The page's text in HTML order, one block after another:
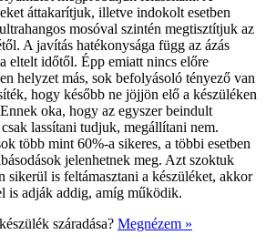
áttakarítjuk, illetve indokolt esetben
mosóval szintén megtisztítjuk az
A javítás hatékonysága függ az ázás
eltelt időtől. Épp emiatt nincs előre
helyzet más, sok befolyásoló tényező van
hogy később ne jöjjön elő a készüléken
oka, hogy az egyszer beindult
lassítani tudjuk, megállítani nem.
több mint 60%-a sikeres, a többi esetben
jelenhetnek meg. Azt szoktuk
sikerül is feltámasztani a készüléket, akkor
is adják addig, amíg működik.
száradása? Megnézem »